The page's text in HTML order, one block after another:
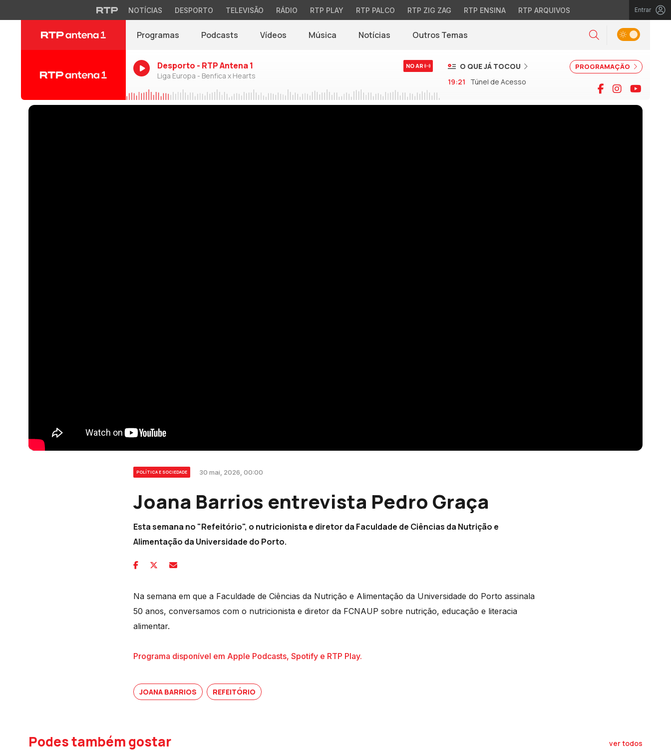
NOTÍCIAS DESPORTO TELEVISÃO RÁDIO RTP PLAY RTP PALCO RTP ZIG ZAG RTP ENSINA RTP ARQUIVOS Entrar
Programas Podcasts Vídeos Música Notícias(abre em nova janela)
Outros Temas Pesquisar
Alternar tema
Desporto - RTP Antena 1
Liga Europa - Benfica x Hearts
NO AR PROGRAMAÇÃO
O QUE JÁ TOCOU
19:21
Túnel de Acesso Facebook
Instagram
POLÍTICA E SOCIEDADE 30 mai, 2026, 00:00
Joana Barrios entrevista Pedro Graça
Esta semana no "Refeitório", o nutricionista e diretor da Faculdade de Ciências da Nutrição e
Alimentação da Universidade do Porto.
Na semana em que a Faculdade de Ciências da Nutrição e Alimentação da Universidade do Porto assinala
50 anos, conversamos com o nutricionista e diretor da FCNAUP sobre nutrição, educação e literacia
alimentar.
Programa disponível em Apple Podcasts, Spotify e RTP Play.
JOANA BARRIOS REFEITÓRIO
Podes também gostar ver todos